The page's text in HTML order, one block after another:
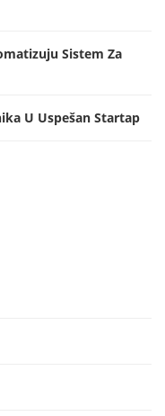
Sistem Za
U Uspešan Startap